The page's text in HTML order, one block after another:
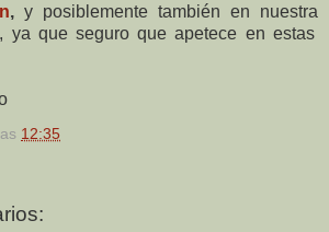
, y posiblemente también en nuestra
, ya que seguro que apetece en estas
12:35